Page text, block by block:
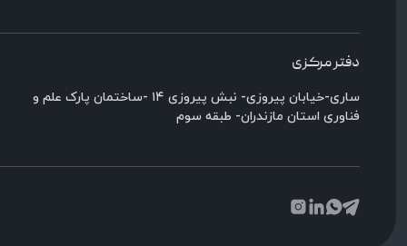
دفتر مرکزی
ساری-خیابان پیروزی- نبش پیروزی ۱۴ -ساختمان پارک علم و
فناوری استان مازندران- طبقه سوم